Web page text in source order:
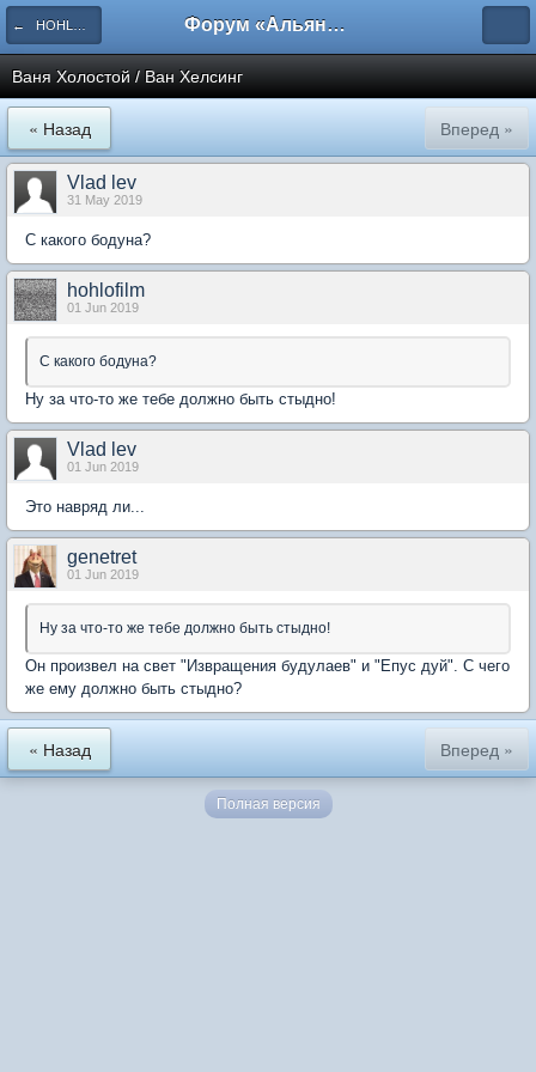
← HOHLOFilm Форум «Альянса вольных переводчиков»
Ваня Холостой / Ван Хелсинг
« Назад Вперед »
Vlad lev
31 May 2019
С какого бодуна?
hohlofilm
01 Jun 2019
С какого бодуна?
Ну за что-то же тебе должно быть стыдно!
Vlad lev
01 Jun 2019
Это навряд ли...
genetret
01 Jun 2019
Ну за что-то же тебе должно быть стыдно!
Он произвел на свет "Извращения будулаев" и "Епус дуй". С чего
же ему должно быть стыдно?
« Назад Вперед »
Полная версия